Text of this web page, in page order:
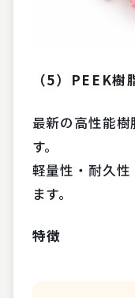
（5）PEEK樹
最新の高性能
す。
軽量性・耐久
ます。
特徴